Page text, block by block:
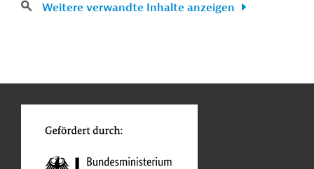
Weitere verwandte Inhalte anzeigen